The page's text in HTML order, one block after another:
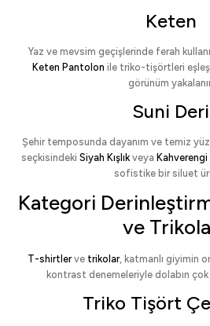
Keten
Yaz ve mevsim geçişlerinde ferah
Keten Pantolon ile triko-tişörtleri
görünüm
Suni Deri
Şehir temposunda dayanım ve temiz
seçkisindeki Siyah Kışlıkveya Kahverengi
sofistike bir siluet
Kategori
ve
T-shirtlerve trikolar, katmanlı giyimin
kontrast denemeleriyle dolabın çok
Triko Tişört